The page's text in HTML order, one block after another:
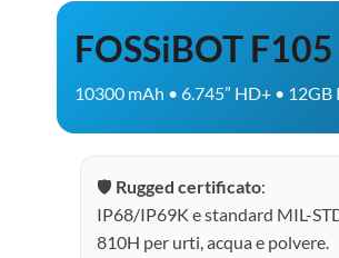
FOSSiBOT
10300 mAh • 6.745” HD+ •
🛡️ Rugged certificato:
IP68/IP69K e standard MIL-
810H per urti, acqua e polvere.